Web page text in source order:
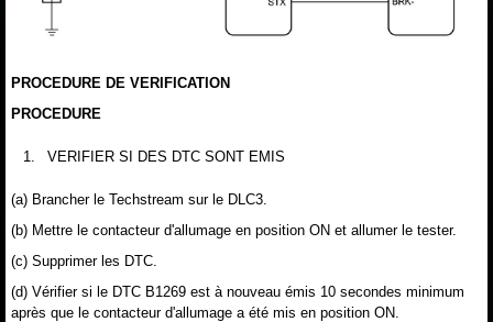
PROCEDURE DE VERIFICATION
PROCEDURE
1. VERIFIER SI DES DTC SONT EMIS
(a) Brancher le Techstream sur le DLC3.
(b) Mettre le contacteur d'allumage en position ON et allumer le tester.
(c) Supprimer les DTC.
(d) Vérifier si le DTC B1269 est à nouveau émis 10 secondes minimum
après que le contacteur d'allumage a été mis en position ON.